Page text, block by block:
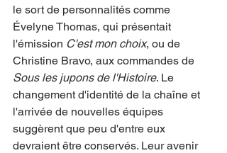
le sort de personnalités comme
Évelyne Thomas, qui présentait
l'émission C'est mon choix, ou de
Christine Bravo, aux commandes de
Sous les jupons de l'Histoire. Le
changement d'identité de la chaîne et
l'arrivée de nouvelles équipes
suggèrent que peu d'entre eux
devraient être conservés. Leur avenir